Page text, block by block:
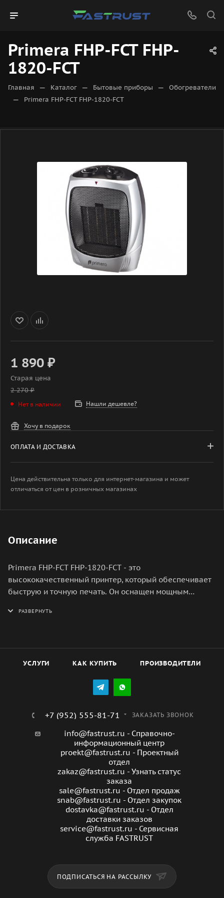
Primera FHP-FCT FHP-
1820-FCT
Главная — Каталог — Бытовые приборы — Обогреватели
— Primera FHP-FCT FHP-1820-FCT
1 890 ₽
Старая цена
2 270₽
Нет в наличии Нашли дешевле?
Хочу в подарок
ОПЛАТА И ДОСТАВКА
Цена действительна только для интернет-магазина и может
отличаться от цен в розничных магазинах
Описание
Primera FHP-FCT FHP-1820-FCT - это
высококачественный принтер, который обеспечивает
быструю и точную печать. Он оснащен мощным
позволяет ему обрабатывать большие объемы
обеспечивает высокое качество изображений и
текста. Кроме того, этот принтер поддерживает
и фотобумагу, что позволяет использовать его для
FCT - это надежный и эффективный принтер, который
УСЛУГИ КАК КУПИТЬ ПРОИЗВОДИТЕЛИ
+7 (952) 555-81-71 ЗАКАЗАТЬ ЗВОНОК
info@fastrust.ru - Справочно-
информационный центр
proekt@fastrust.ru - Проектный
отдел
zakaz@fastrust.ru - Узнать статус
заказа
sale@fastrust.ru - Отдел продаж
snab@fastrust.ru - Отдел закупок
dostavka@fastrust.ru - Отдел
доставки заказов
service@fastrust.ru - Сервисная
служба FASTRUST
ПОДПИСАТЬСЯ НА РАССЫЛКУ